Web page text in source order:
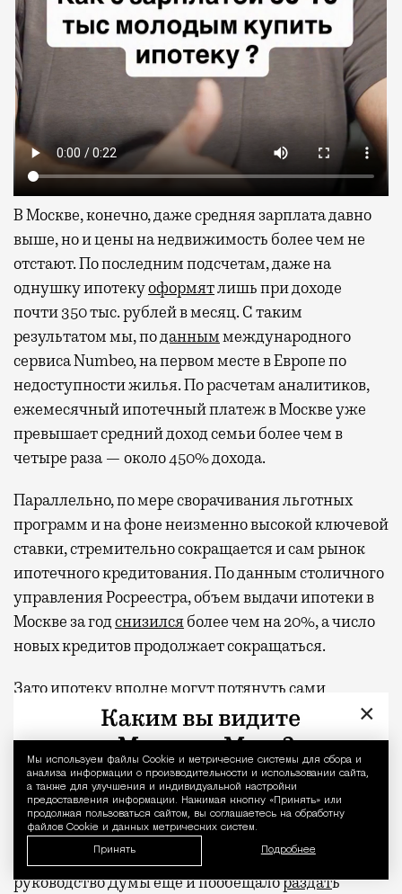
Уведомление
Мы используем файлы Сookie и метрические системы для сбора и
анализа информации о производительности и использовании сайта,
а также для улучшения и индивидуальной настройки
предоставления информации. Нажимая кнопку «Принять» или
продолжая пользоваться сайтом, вы соглашаетесь на обработку
файлов Cookie и данных метрических систем.
Принять Подробнее
В Москве, конечно, даже средняя зарплата давно
выше, но и цены на недвижимость более чем не
отстают. По последним подсчетам, даже на
однушку ипотекуоформятлишь при доходе
почти 350 тыс. рублей в месяц. С таким
результатом мы, поданныммеждународного
сервиса Numbeo, на первом месте в Европе по
недоступности жилья. По расчетам аналитиков,
ежемесячный ипотечный платеж в Москве уже
превышает средний доход семьи более чем в
четыре раза — около 450% дохода.
Параллельно, по мере сворачивания льготных
программ и на фоне неизменно высокой ключевой
ставки, стремительно сокращается и сам рынок
ипотечного кредитования. По данным столичного
управления Росреестра, объем выдачи ипотеки в
Москве за годснизилсяболее чем на 20%, а число
новых кредитов продолжает сокращаться.
Зато ипотеку вполне могут потянуть сами
депутаты, если вдруг решат разжиться
московской недвижимостью в кредит. С их
официальными зарплатами, которые как раз
приближаются к полумиллиону в месяц,
депутаты регулярнофигурируютв топе
переоцененных профессий по данным
соцопросов. А под занавес текущего созыва
руководство Думы еще и пообещалораздать
×